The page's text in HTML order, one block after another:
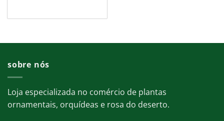
sobre nós
Loja especializada no comércio de plantas
ornamentais, orquídeas e rosa do deserto.